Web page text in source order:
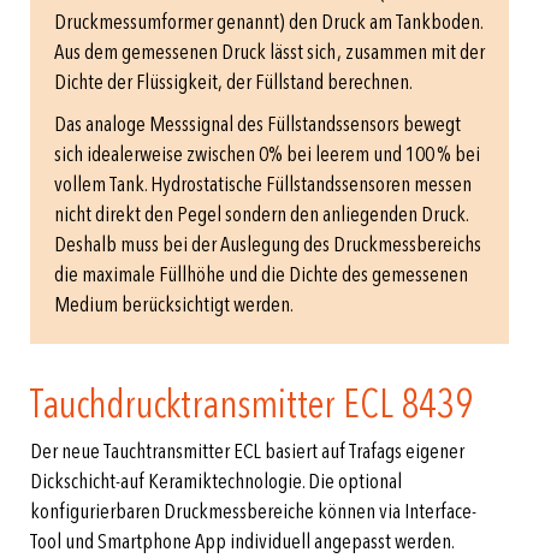
Druckmessumformer genannt) den Druck am Tankboden.
Aus dem gemessenen Druck lässt sich, zusammen mit der
Dichte der Flüssigkeit, der Füllstand berechnen.
Das analoge Messsignal des Füllstandssensors bewegt
sich idealerweise zwischen 0% bei leerem und 100 % bei
vollem Tank. Hydrostatische Füllstandssensoren messen
nicht direkt den Pegel sondern den anliegenden Druck.
Deshalb muss bei der Auslegung des Druckmessbereichs
die maximale Füllhöhe und die Dichte des gemessenen
Medium berücksichtigt werden.
Tauchdrucktransmitter ECL 8439
Der neue Tauchtransmitter ECL basiert auf Trafags eigener
Dickschicht-auf Keramiktechnologie. Die optional
konfigurierbaren Druckmessbereiche können via Interface-
Tool und Smartphone App individuell angepasst werden.